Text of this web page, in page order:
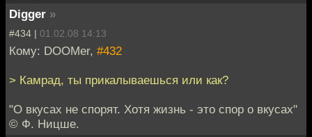
Digger »
#434 | 01.02.08 14:13
Кому: DOOMer, #432
> Камрад, ты прикалываешься или как?
"О вкусах не спорят. Хотя жизнь - это спор о вкусах"
© Ф. Ницше.